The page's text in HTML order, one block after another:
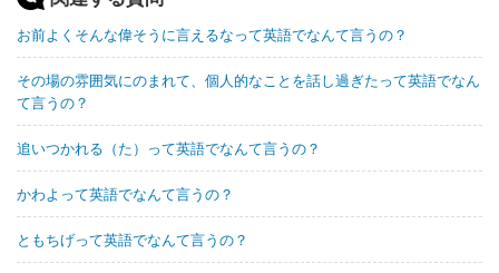
お前よくそんな偉そうに言えるなって英語でなんて言うの？
その場の雰囲気にのまれて、個人的なことを話し過ぎたって英語でなん
て言うの？
追いつかれる（た）って英語でなんて言うの？
かわよって英語でなんて言うの？
ともちげって英語でなんて言うの？